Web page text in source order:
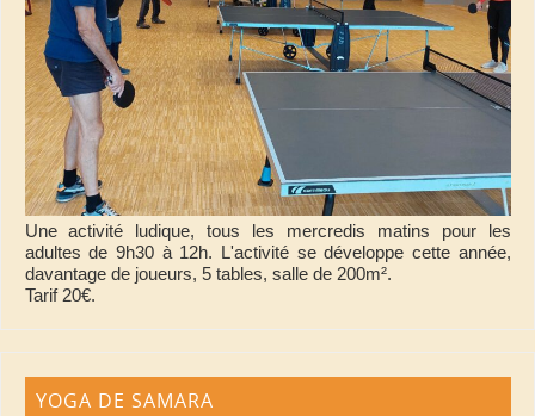
Une activité ludique, tous les mercredis matins pour les
adultes de 9h30 à 12h. L'activité se développe cette année,
davantage de joueurs, 5 tables, salle de 200m².
Tarif 20€.
YOGA DE SAMARA